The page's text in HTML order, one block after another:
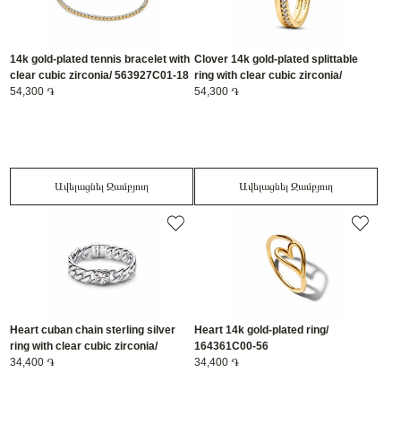
14k gold-plated tennis bracelet with
clear cubic zirconia/ 563927C01-18
54,300 ֏
Ավելացնել Զամբյուղ
Clover 14k gold-plated splittable
ring with clear cubic zirconia/
164507C01-56
54,300 ֏
Ավելացնել Զամբյուղ
Heart cuban chain sterling silver
ring with clear cubic zirconia/
194386C01-56
34,400 ֏
Heart 14k gold-plated ring/
164361C00-56
34,400 ֏